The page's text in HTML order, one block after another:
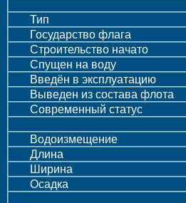
Тип
Государство флага
Строительство начато
Спущен на воду
Введён в эксплуатацию
Выведен из состава флота
Современный статус
Водоизмещение
Длина
Ширина
Осадка